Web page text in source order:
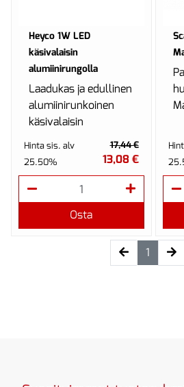
Heyco 1W LED
käsivalaisin
alumiinirungolla
Laadukas ja edullinen
alumiinirunkoinen
käsivalaisin
tehokkaalla 1 watin
ledillä.
Hinta sis. alv
25.50%
17,44 €
13,08 €
Osta
1